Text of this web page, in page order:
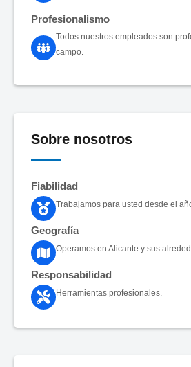
Profesionalismo
Todos nuestros empleados son
campo.
Sobre nosotros
Fiabilidad
Trabajamos para usted desde el
Geografía
Operamos en Alicante y sus
Responsabilidad
Herramientas profesionales.